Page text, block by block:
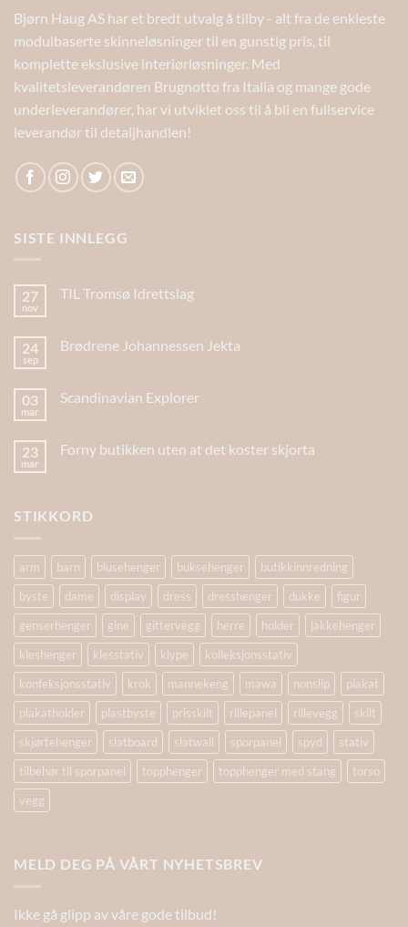
Bjørn Haug AS har et bredt utvalg å tilby - alt fra de enkleste
modulbaserte skinneløsninger til en gunstig pris, til
komplette ekslusive interiørløsninger. Med
kvalitetsleverandøren Brugnotto fra Italia og mange gode
underleverandører, har vi utviklet oss til å bli en fullservice
leverandør til detaljhandlen!
SISTE INNLEGG
27
nov
TIL Tromsø Idrettslag
24
sep
Brødrene Johannessen Jekta
03
mar
Scandinavian Explorer
23
mar
Forny butikken uten at det koster skjorta
STIKKORD
arm barn blusehenger buksehenger
butikkinnredning
byste
dame display dress dresshenger dukke
figur
genserhenger
gine gittervegg herre holder
jakkehenger
kleshenger
klesstativ klype
kolleksjonsstativ
konfeksjonsstativ
krok mannekeng mawa nonslip
plakat
plakatholder
plastbyste prisskilt rillepanel rillevegg
skilt
skjørtehenger
slatboard slatwall sporpanel spyd
stativ
tilbehør til sporpanel
topphenger topphenger med stang
torso
vegg
MELD DEG PÅ VÅRT NYHETSBREV
Ikke gå glipp av våre gode tilbud!